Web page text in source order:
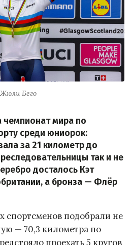
Жюли Бего
мира по
среди юниорок:
за 21 километр до
так и не
досталось Кэт
а бронза — Флёр
подобрали не
— 70,3 километра по
проехать 5 кругов